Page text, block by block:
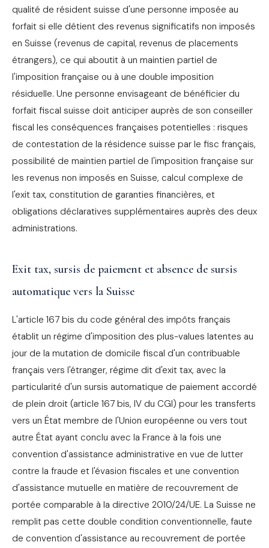
qualité de résident suisse d'une personne imposée au
forfait si elle détient des revenus significatifs non imposés
en Suisse (revenus de capital, revenus de placements
étrangers), ce qui aboutit à un maintien partiel de
l'imposition française ou à une double imposition
résiduelle. Une personne envisageant de bénéficier du
forfait fiscal suisse doit anticiper auprès de son conseiller
fiscal les conséquences françaises potentielles : risques
de contestation de la résidence suisse par le fisc français,
possibilité de maintien partiel de l'imposition française sur
les revenus non imposés en Suisse, calcul complexe de
l'exit tax, constitution de garanties financières, et
obligations déclaratives supplémentaires auprès des deux
administrations.
Exit tax, sursis de paiement et absence de sursis
automatique vers la Suisse
L'article 167 bis du code général des impôts français
établit un régime d'imposition des plus-values latentes au
jour de la mutation de domicile fiscal d'un contribuable
français vers l'étranger, régime dit d'exit tax, avec la
particularité d'un sursis automatique de paiement accordé
de plein droit (article 167 bis, IV du CGI) pour les transferts
vers un État membre de l'Union européenne ou vers tout
autre État ayant conclu avec la France à la fois une
convention d'assistance administrative en vue de lutter
contre la fraude et l'évasion fiscales et une convention
d'assistance mutuelle en matière de recouvrement de
portée comparable à la directive 2010/24/UE. La Suisse ne
remplit pas cette double condition conventionnelle, faute
de convention d'assistance au recouvrement de portée